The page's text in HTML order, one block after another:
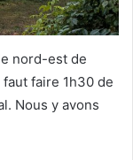
nord-est de
faire 1h30 de
Nous y avons